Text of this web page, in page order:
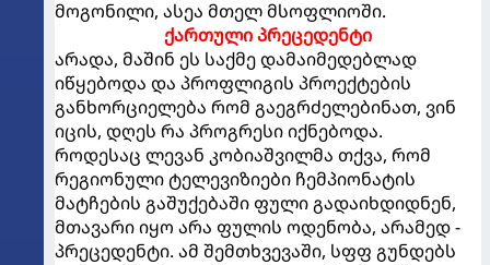
მოგონილი, ასეა მთელ მსოფლიოში.
ქართული პრეცედენტი
არადა, მაშინ ეს საქმე დამაიმედებლად
იწყებოდა და პროფლიგის პროექტების
განხორციელება რომ გაეგრძელებინათ, ვინ
იცის, დღეს რა პროგრესი იქნებოდა.
როდესაც ლევან კობიაშვილმა თქვა, რომ
რეგიონული ტელევიზიები ჩემპიონატის
მატჩების გაშუქებაში ფული გადაიხდიდნენ,
მთავარი იყო არა ფულის ოდენობა, არამედ -
პრეცედენტი. ამ შემთხვევაში, სფფ გუნდებს